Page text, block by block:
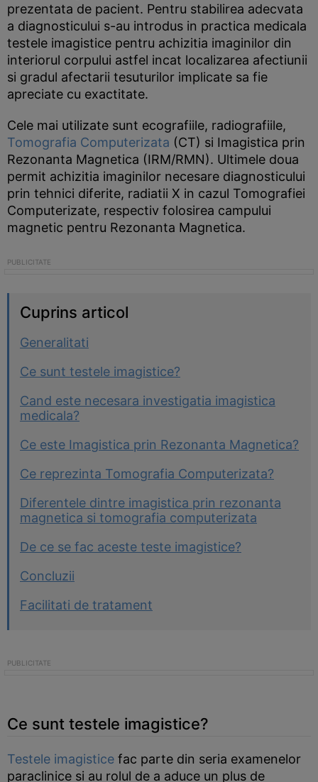
prezentata de pacient. Pentru stabilirea adecvata
a diagnosticului s-au introdus in practica medicala
testele imagistice pentru achizitia imaginilor din
interiorul corpului astfel incat localizarea afectiunii
si gradul afectarii tesuturilor implicate sa fie
apreciate cu exactitate.
Cele mai utilizate sunt ecografiile, radiografiile,
Tomografia Computerizata (CT) si Imagistica prin
Rezonanta Magnetica (IRM/RMN). Ultimele doua
permit achizitia imaginilor necesare diagnosticului
prin tehnici diferite, radiatii X in cazul Tomografiei
Computerizate, respectiv folosirea campului
magnetic pentru Rezonanta Magnetica.
Cuprins articol
Generalitati
Ce sunt testele imagistice?
Cand este necesara investigatia imagistica
medicala?
Ce este Imagistica prin Rezonanta Magnetica?
Ce reprezinta Tomografia Computerizata?
Diferentele dintre imagistica prin rezonanta
magnetica si tomografia computerizata
De ce se fac aceste teste imagistice?
Concluzii
Facilitati de tratament
Ce sunt testele imagistice?
Testele imagistice fac parte din seria examenelor
paraclinice si au rolul de a aduce un plus de